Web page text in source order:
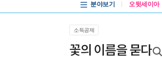
분야보기 오뒷세이아
소득공제
꽃의 이름을 묻다